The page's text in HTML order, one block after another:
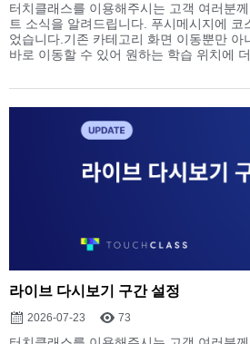
터치클래스를 이용해주시는 고객 여러분
트 소식을 알려드립니다. 푸시메시지에 코
었습니다.기존 카테고리 화면 이동뿐만 아
바로 이동할 수 있어 원하는 학습 위치에 더
라이브 다시보기 구간 설정
2026-07-23 73